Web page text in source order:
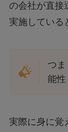
の会社が直接
実施している
つ
能性
実際に身に覚